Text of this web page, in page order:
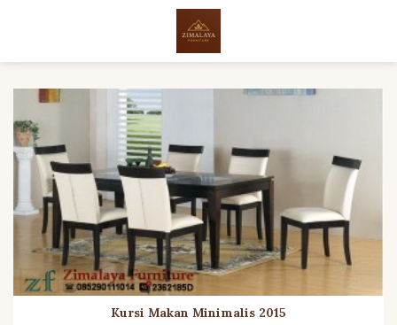
Kursi Makan Minimalis 2015